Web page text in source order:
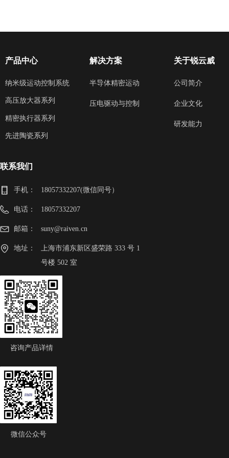
产品中心
纳米级运动控制系统
高压放大器系列
精密执行器系列
先进陶瓷系列
解决方案
半导体精密运动
压电驱动与控制
关于锐云威
公司简介
企业文化
研发能力
联系我们
手机： 18057332207(微信同号）
电话： 18057332207
邮箱： suny@raiven.cn
地址：
上海市浦东新区盛荣路 333 号 1
号楼 502 室
微信公众号
咨询产品详情